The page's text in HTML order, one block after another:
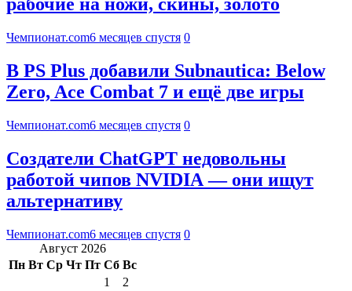
рабочие на ножи, скины, золото
Чемпионат.com6 месяцев спустя 0
В PS Plus добавили Subnautica: Below
Zero, Ace Combat 7 и ещё две игры
Чемпионат.com6 месяцев спустя 0
Создатели ChatGPT недовольны
работой чипов NVIDIA — они ищут
альтернативу
Чемпионат.com6 месяцев спустя 0
Август 2026
Пн Вт Ср Чт Пт Сб Вс
1
2